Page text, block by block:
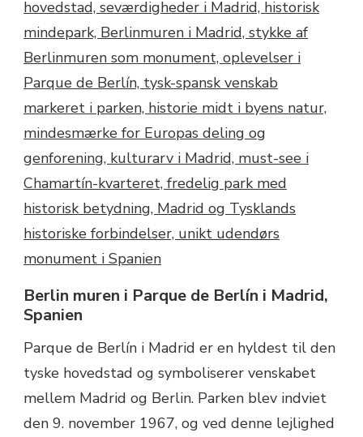
Berlin muren i Parque de Berlín i Madrid,
Spanien
Parque de Berlín i Madrid er en hyldest til den
tyske hovedstad og symboliserer venskabet
mellem Madrid og Berlin. Parken blev indviet
den 9. november 1967, og ved denne lejlighed